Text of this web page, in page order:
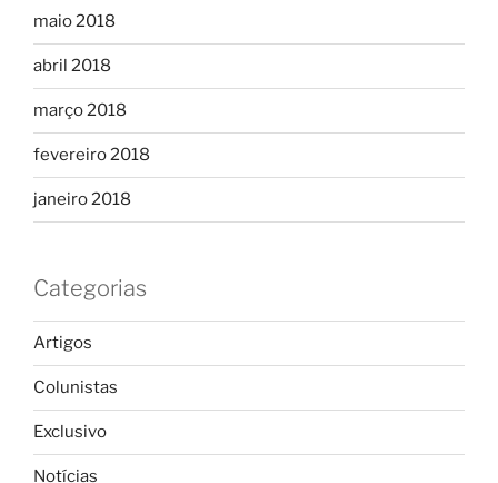
maio 2018
abril 2018
março 2018
fevereiro 2018
janeiro 2018
Categorias
Artigos
Colunistas
Exclusivo
Notícias